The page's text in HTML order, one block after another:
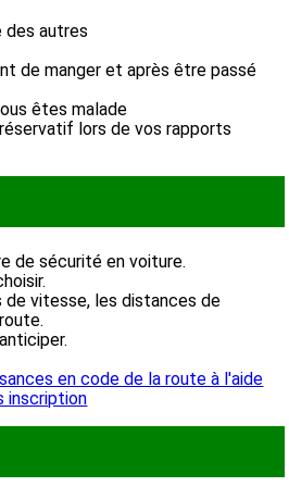
des autres
de manger et après être passé
êtes malade
lors de vos rapports
de sécurité en voiture.
vitesse, les distances de
en code de la route à l'aide
inscription